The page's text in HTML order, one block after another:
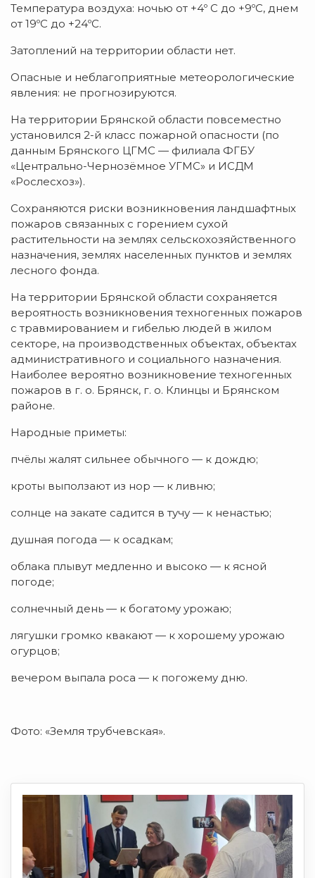
Температура воздуха: ночью от +4º C до +9ºC, днем
от 19ºC до +24ºC.
Затоплений на территории области нет.
Опасные и неблагоприятные метеорологические
явления: не прогнозируются.
На территории Брянской области повсеместно
установился 2-й класс пожарной опасности (по
данным Брянского ЦГМС — филиала ФГБУ
«Центрально-Чернозёмное УГМС» и ИСДМ
«Рослесхоз»).
Сохраняются риски возникновения ландшафтных
пожаров связанных с горением сухой
растительности на землях сельскохозяйственного
назначения, землях населенных пунктов и землях
лесного фонда.
На территории Брянской области сохраняется
вероятность возникновения техногенных пожаров
с травмированием и гибелью людей в жилом
секторе, на производственных объектах, объектах
административного и социального назначения.
Наиболее вероятно возникновение техногенных
пожаров в г. о. Брянск, г. о. Клинцы и Брянском
районе.
Народные приметы:
пчёлы жалят сильнее обычного — к дождю;
кроты выползают из нор — к ливню;
солнце на закате садится в тучу — к ненастью;
душная погода — к осадкам;
облака плывут медленно и высоко — к ясной
погоде;
солнечный день — к богатому урожаю;
лягушки громко квакают — к хорошему урожаю
огурцов;
вечером выпала роса — к погожему дню.
Фото: «Земля трубчевская».